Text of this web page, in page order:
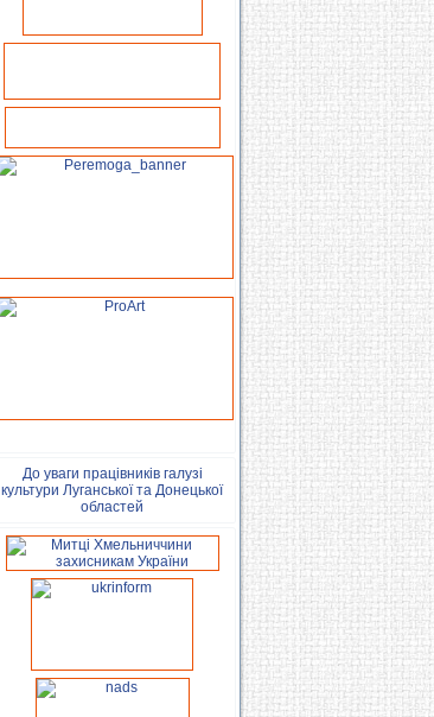
До уваги працівників галузі
культури Луганської та Донецької
областей